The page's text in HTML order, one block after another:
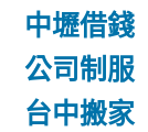
中壢借錢
公司制服
台中搬家